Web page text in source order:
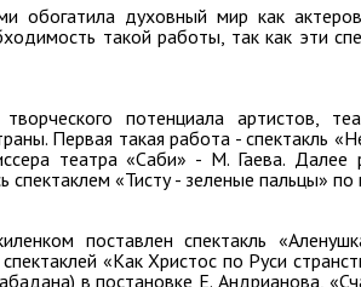
обогатила духовный мир как
такой работы, так как эти
потенциала артистов,
Первая такая работа - спектакль
театра «Саби» - М. Гаева.
«Тисту - зеленые пальцы»
поставлен спектакль
«Как Христос по Руси
в постановке Е. Андрианова,